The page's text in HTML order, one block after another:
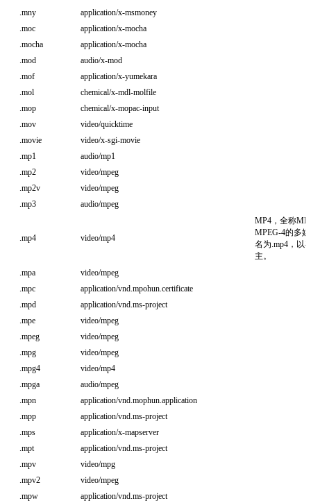
.mny
application/x-msmoney
.moc
application/x-mocha
.mocha
application/x-mocha
.mod
audio/x-mod
.mof
application/x-yumekara
.mol
chemical/x-mdl-molfile
.mop
chemical/x-mopac-input
.mov
video/quicktime
.movie
video/x-sgi-movie
.mp1
audio/mp1
.mp2
video/mpeg
.mp2v
video/mpeg
.mp3
audio/mpeg
.mp4 video/mp4
MP4，全称
MPEG-4的多
名为.mp4，以
主。
.mpa
video/mpeg
.mpc
application/vnd.mpohun.certificate
.mpd
application/vnd.ms-project
.mpe
video/mpeg
.mpeg
video/mpeg
.mpg
video/mpeg
.mpg4
video/mp4
.mpga
audio/mpeg
.mpn
application/vnd.mophun.application
.mpp
application/vnd.ms-project
.mps
application/x-mapserver
.mpt
application/vnd.ms-project
.mpv
video/mpg
.mpv2
video/mpeg
.mpw
application/vnd.ms-project